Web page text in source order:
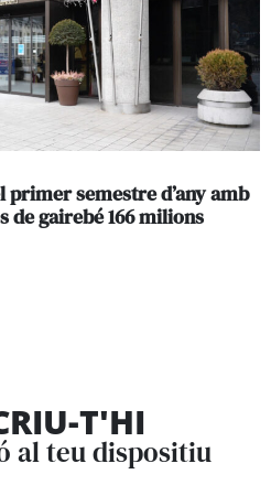
semestre d’any amb
de gairebé 166 milions
T'HI
al teu dispositiu